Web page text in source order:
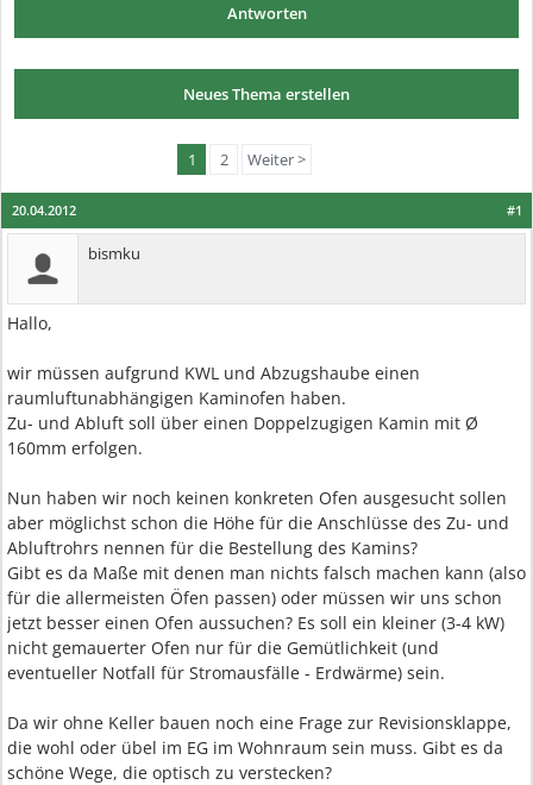
Antworten
Neues Thema erstellen
1 2 Weiter >
#1
20.04.2012
bismku
Hallo,
wir müssen aufgrund KWL und Abzugshaube einen
raumluftunabhängigen Kaminofen haben.
Zu- und Abluft soll über einen Doppelzugigen Kamin mit Ø
160mm erfolgen.
Nun haben wir noch keinen konkreten Ofen ausgesucht sollen
aber möglichst schon die Höhe für die Anschlüsse des Zu- und
Abluftrohrs nennen für die Bestellung des Kamins?
Gibt es da Maße mit denen man nichts falsch machen kann (also
für die allermeisten Öfen passen) oder müssen wir uns schon
jetzt besser einen Ofen aussuchen? Es soll ein kleiner (3-4 kW)
nicht gemauerter Ofen nur für die Gemütlichkeit (und
eventueller Notfall für Stromausfälle - Erdwärme) sein.
Da wir ohne Keller bauen noch eine Frage zur Revisionsklappe,
die wohl oder übel im EG im Wohnraum sein muss. Gibt es da
schöne Wege, die optisch zu verstecken?